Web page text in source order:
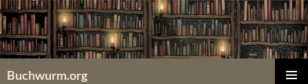
Zum
Inhalt
springen
Buchwurm.org